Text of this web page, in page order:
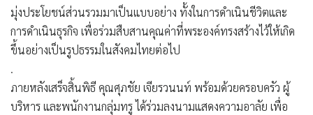
มุ่งประโยชน์ส่วนรวมมาเป็นแบบอย่าง ทั้งในการดำเนินชีวิตและ
การดำเนินธุรกิจ เพื่อร่วมสืบสานคุณค่าที่พระองค์ทรงสร้างไว้ให้เกิด
ขึ้นอย่างเป็นรูปธรรมในสังคมไทยต่อไป
.
ภายหลังเสร็จสิ้นพิธี คุณศุภชัย เจียรวนนท์ พร้อมด้วยครอบครัว ผู้
บริหาร และพนักงานกลุ่มทรู ได้ร่วมลงนามแสดงความอาลัย เพื่อ